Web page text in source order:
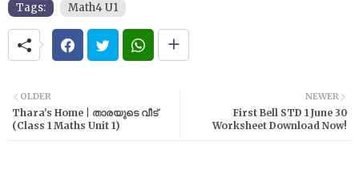
Tags: Math4 U1
NEWER
First Bell STD 1 June 30
Worksheet Download Now!
OLDER
Thara's Home | താരയുടെ വീട്
(Class 1 Maths Unit 1)